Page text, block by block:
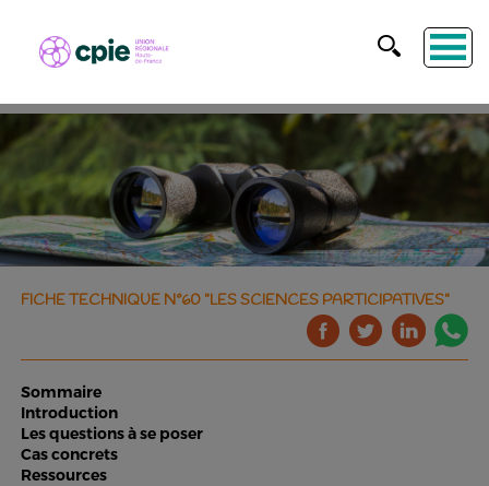
FICHE TECHNIQUE N°60 "LES SCIENCES PARTICIPATIVES"
Sommaire
Introduction
Les questions à se poser
Cas concrets
Ressources